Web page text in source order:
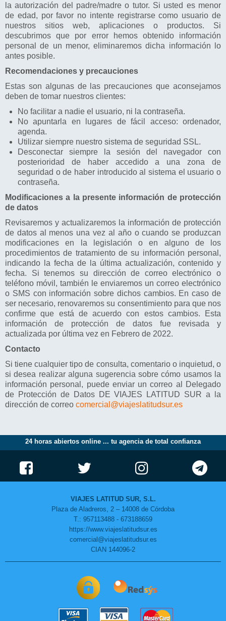
la autorización del padre/madre o tutor. Si usted es menor
de edad, por favor no intente registrarse como usuario de
nuestros sitios web, aplicaciones o productos. Si
descubrimos que por error hemos obtenido información
personal de un menor, eliminaremos dicha información lo
antes posible.
Recomendaciones y precauciones
Estas son algunas de las precauciones que aconsejamos
deben de tomar nuestros clientes:
No facilitar a nadie el usuario, ni la contraseña.
No apuntarla en lugares de fácil acceso: ordenador,
agenda.
Utilizar siempre nuestro sistema de seguridad SSL.
Desconectar siempre la sesión del navegador con
posterioridad de haber accedido a una zona de
seguridad o de haber introducido al sistema el usuario o
contraseña.
Modificaciones a la presente información de protección
de datos
Revisaremos y actualizaremos la información de protección
de datos al menos una vez al año o cuando se produzcan
modificaciones en la legislación o en alguno de los
procedimientos de tratamiento de su información personal,
indicando la fecha de la última actualización, contenido y
fecha. Si tenemos su dirección de correo electrónico o
teléfono móvil, también le enviaremos un correo electrónico
o SMS con información sobre dichos cambios. En caso de
ser necesario, renovaremos su consentimiento para que nos
confirme que está de acuerdo con estos cambios. Esta
información de protección de datos fue revisada y
actualizada por última vez en Febrero de 2022.
Contacto
Si tiene cualquier tipo de consulta, comentario o inquietud, o
si desea realizar alguna sugerencia sobre cómo usamos la
información personal, puede enviar un correo al Delegado
de Protección de Datos DE VIAJES LATITUD SUR a la
dirección de correo comercial@viajeslatitudsur.es
24 horas abiertos online ... tu agencia de total confianza
VIAJES LATITUD SUR, S.L.
Plaza de Aladreros, 2 – 14008 de Córdoba
T.: 957113488 - 673188659
https://www.viajeslatitudsur.es
comercial@viajeslatitudsur.es
CIAN 144096-2